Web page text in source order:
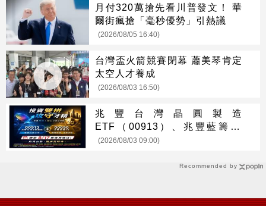
Recommended by
月付320萬搶先看川普發文！ 華
爾街瘋搶「毫秒優勢」引熱議
(2026/08/05 16:40)
台灣盃火箭競賽閉幕 蕭美琴肯定
太空人才養成
(2026/08/03 16:50)
兆豐台灣晶圓製造
ETF（00913）、兆豐藍籌30
ETF（00690） 最新配息時程出
(2026/08/03 09:00)